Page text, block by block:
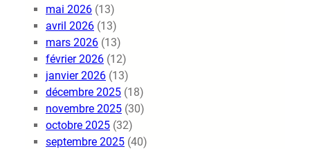
mai 2026 (13)
avril 2026 (13)
mars 2026 (13)
février 2026 (12)
janvier 2026 (13)
décembre 2025 (18)
novembre 2025 (30)
octobre 2025 (32)
septembre 2025 (40)